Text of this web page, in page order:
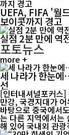
UEFA, FIFA '월
보이콧까지 경고
실점 2분 만에 역
포토뉴스
more +
세 나라가 한눈
선
[인터내셔널포커스]
만강, 국경지대가
바탕으로 중국에서
는 다른 지역에서는